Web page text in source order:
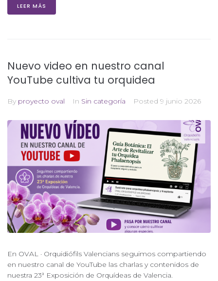
LEER MÁS
Nuevo video en nuestro canal
YouTube cultiva tu orquidea
By proyecto oval In Sin categoría Posted 9 junio 2026
En OVAL · Orquidiófils Valencians seguimos compartiendo
en nuestro canal de YouTube las charlas y contenidos de
nuestra 23ª Exposición de Orquídeas de Valencia.